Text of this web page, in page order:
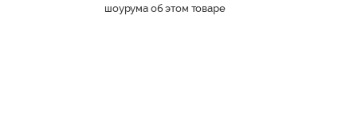
шоурума об этом товаре